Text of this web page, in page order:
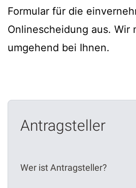
Formular für die
Onlinescheidung aus. Wir
umgehend bei Ihnen.
Antragsteller
Wer ist Antragsteller?